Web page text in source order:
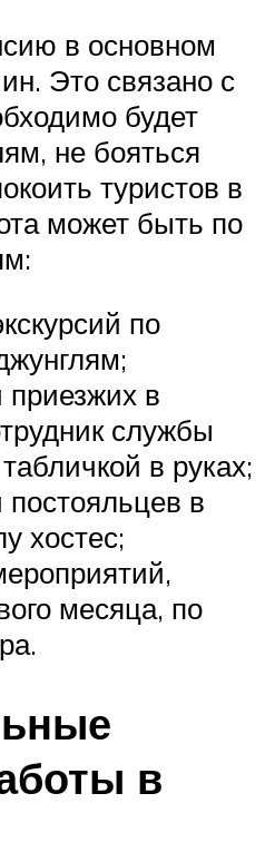
в основном
Это связано с
будет
не бояться
туристов в
может быть по
по
в
службы
в руках;
в
хостес;
месяца, по
в